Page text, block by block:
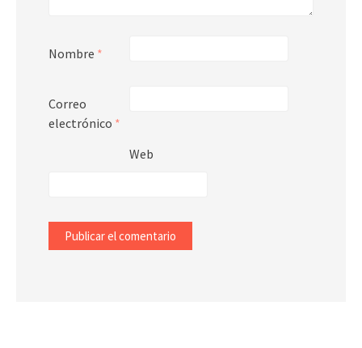
Nombre *
Correo
electrónico *
Web